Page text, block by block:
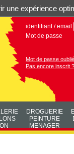
identifiant / email
Mot de passe
Mot de passe
Pas encore inscrit ?
DROGUERIE
PEINTURE
MENAGER
une expérience